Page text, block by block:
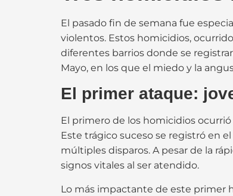
El pasado fin de semana fue
violentos. Estos homicidios,
diferentes barrios donde se
Mayo, en los que el miedo y la
El primer ataque:
El primero de los homicidios
Este trágico suceso se registró en
múltiples disparos. A pesar de la
signos vitales al ser atendido.
Lo más impactante de este primer